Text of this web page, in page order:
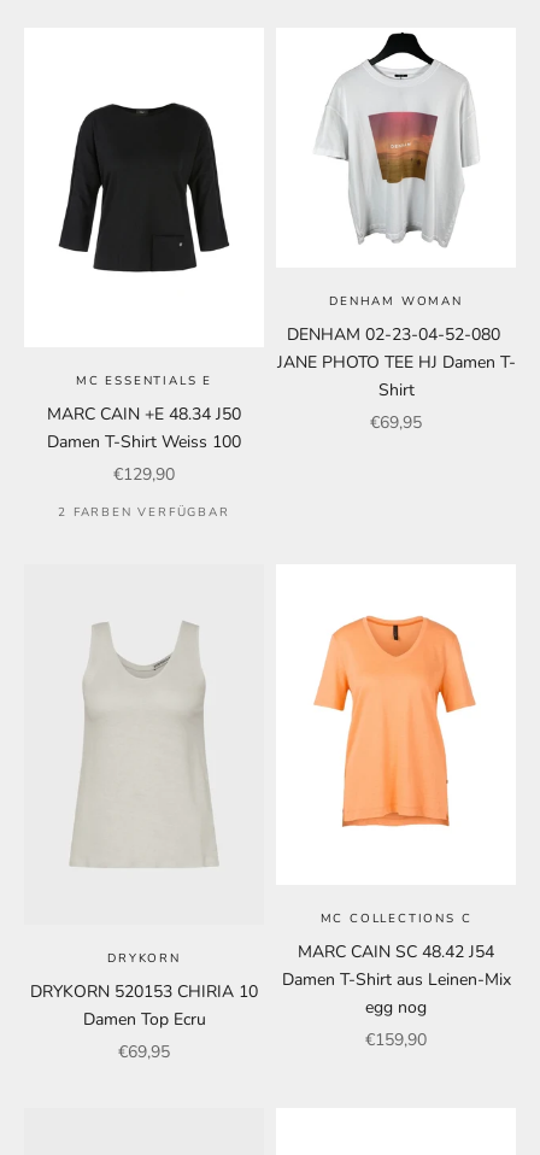
MC ESSENTIALS E
MARC CAIN +E 48.34 J50
Damen T-Shirt Weiss 100
Angebot
€129,90
2 FARBEN VERFÜGBAR
DENHAM WOMAN
DENHAM 02-23-04-52-080
JANE PHOTO TEE HJ Damen T-
Shirt
Angebot
€69,95
DRYKORN
DRYKORN 520153 CHIRIA 10
Damen Top Ecru
Angebot
€69,95
MC COLLECTIONS C
MARC CAIN SC 48.42 J54
Damen T-Shirt aus Leinen-Mix
egg nog
Angebot
€159,90